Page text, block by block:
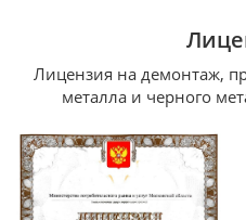
Лицензия на демонтаж,
металла и черного